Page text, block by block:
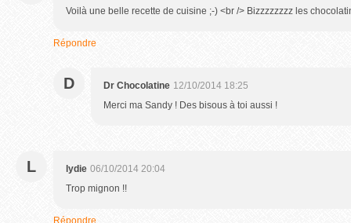
Voilà une belle recette de cuisine ;-) <br /> Bizzzzzzzz les
Répondre
D Dr Chocolatine 12/10/2014 18:25
Merci ma Sandy ! Des bisous à toi aussi !
L lydie 06/10/2014 20:04
Trop mignon !!
Répondre